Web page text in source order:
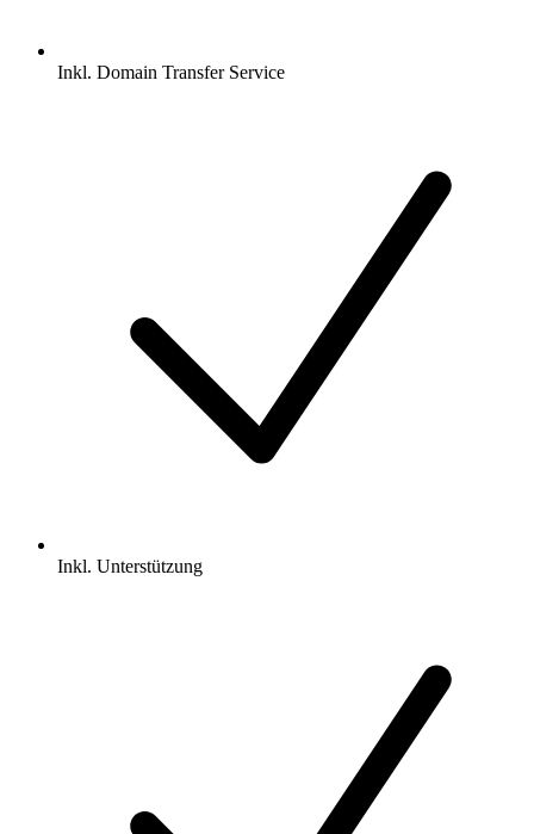
Inkl. Domain Transfer Service
Inkl. Unterstützung